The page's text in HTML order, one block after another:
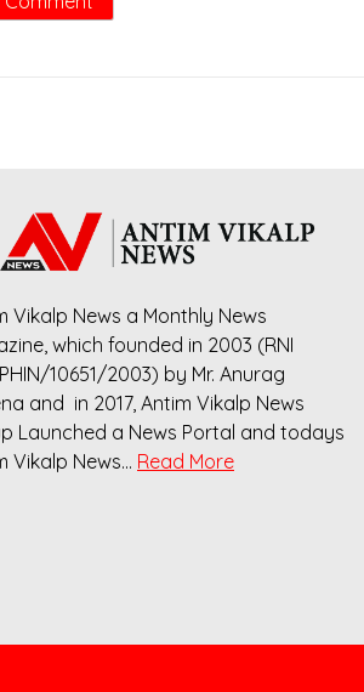
Vikalp News a Monthly News
which founded in 2003 (RNI
10651/2003) by Mr. Anurag
and in 2017, Antim Vikalp News
Launched a News Portal and todays
Vikalp News… Read More